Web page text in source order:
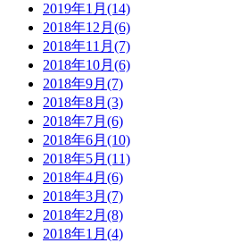
2019年1月(14)
2018年12月(6)
2018年11月(7)
2018年10月(6)
2018年9月(7)
2018年8月(3)
2018年7月(6)
2018年6月(10)
2018年5月(11)
2018年4月(6)
2018年3月(7)
2018年2月(8)
2018年1月(4)